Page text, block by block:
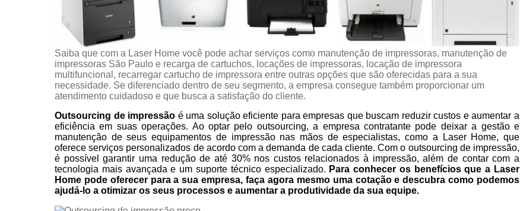
Saiba que com a Laser Home você pode achar serviços como manutenção de impressoras, manutenção de
impressoras São Paulo e recarga de cartuchos, locações de impressoras, locação de impressora
multifuncional, recarregar cartucho de impressora entre outras opções que são oferecidas para a sua
necessidade. Se diferenciado dentro de seu segmento, a empresa consegue também proporcionar um
atendimento cuidadoso e que busca a satisfação do cliente.
Outsourcing de impressão é uma solução eficiente para empresas que buscam reduzir custos e aumentar a
eficiência em suas operações. Ao optar pelo outsourcing, a empresa contratante pode deixar a gestão e
manutenção de seus equipamentos de impressão nas mãos de especialistas, como a Laser Home, que
oferece serviços personalizados de acordo com a demanda de cada cliente. Com o outsourcing de impressão,
é possível garantir uma redução de até 30% nos custos relacionados à impressão, além de contar com a
tecnologia mais avançada e um suporte técnico especializado. Para conhecer os benefícios que a Laser
Home pode oferecer para a sua empresa, faça agora mesmo uma cotação e descubra como podemos
ajudá-lo a otimizar os seus processos e aumentar a produtividade da sua equipe.